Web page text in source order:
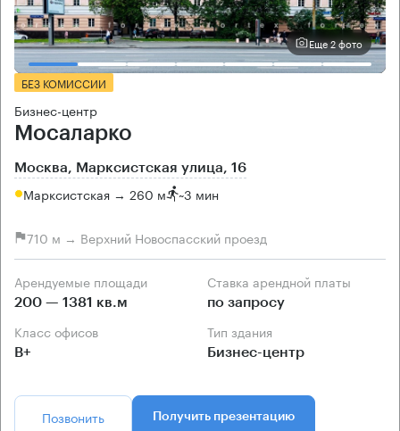
Еще 2 фото
БЕЗ КОМИССИИ
Бизнес-центр
Мосаларко
Москва, Марксистская улица, 16
Марксистская → 260 м ~3 мин
710 м → Верхний Новоспасский проезд
Арендуемые площади
200 — 1381 кв.м
Ставка арендной платы
по запросу
Класс офисов
B+
Тип здания
Бизнес-центр
Позвонить Получить презентацию